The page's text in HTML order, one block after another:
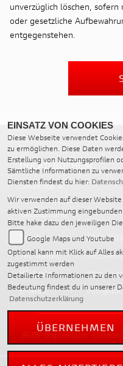
unverzüglich löschen,
oder gesetzliche
entgegenstehen.
DUCATI BOCHUM
Geisental 4
44805 Bochum
Deutschland
Telefon:
Tel. mobil:
Website:
http://
E-Mail:
EINSATZ VON COOKIES
Diese Webseite verwendet
zu ermöglichen. Diese Daten
Erstellung von Nutzungsprofilen
Sämtliche Informationen zu
Diensten findest du hier:
Wir verwenden auf dieser
aktiven Zustimmung
Bitte hake dazu den jeweiligen
Google Maps und Youtube
Optional kann mit Klick auf Alles
zugestimmt werden
Detailierte Informationen zu den
Bedeutung findest du in unserer
Datenschutzerklärung
ÜBERNEHMEN